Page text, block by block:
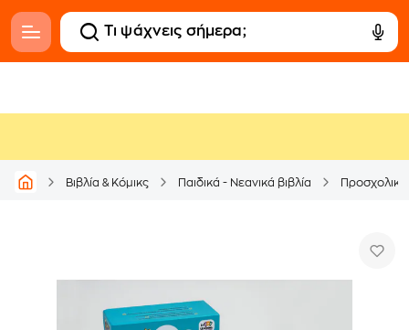
Βιβλία & Κόμικς Παιδικά - Νεανικά βιβλία Προσχολικά